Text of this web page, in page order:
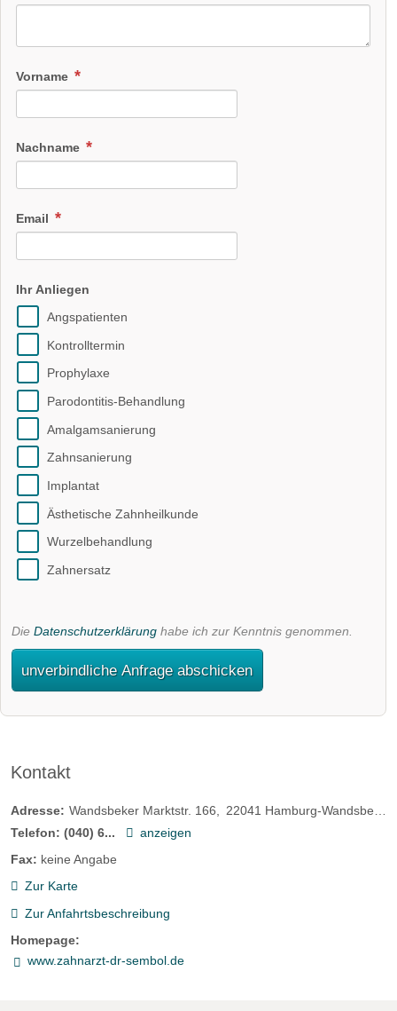
Vorname
Nachname
Email
Ihr Anliegen
Angspatienten
Kontrolltermin
Prophylaxe
Parodontitis-Behandlung
Amalgamsanierung
Zahnsanierung
Implantat
Ästhetische Zahnheilkunde
Wurzelbehandlung
Zahnersatz
Die Datenschutzerklärung habe ich zur Kenntnis genommen.
unverbindliche Anfrage abschicken
Kontakt
Adresse: Wandsbeker Marktstr. 166 22041 Hamburg-Wandsbek
Telefon: (040) 6...
anzeigen
Fax: keine Angabe
Zur Karte
Zur Anfahrtsbeschreibung
Homepage:
www.zahnarzt-dr-sembol.de